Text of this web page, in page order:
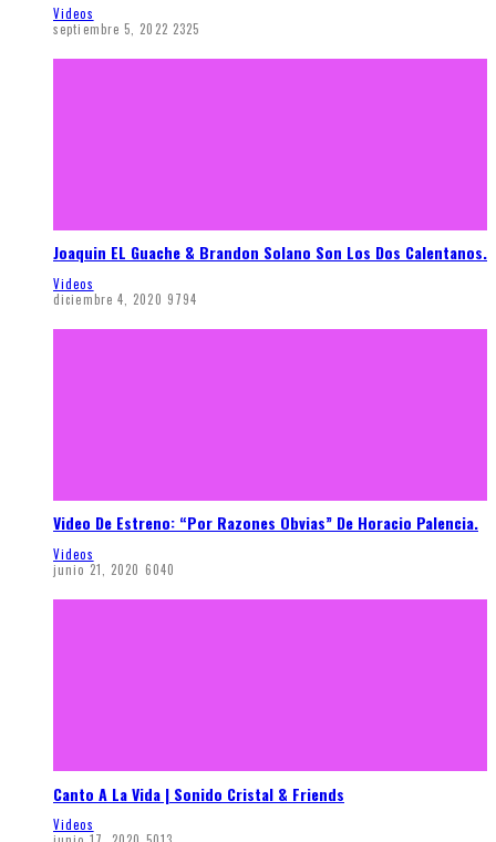
Videos
septiembre 5, 2022 2325
Joaquin EL Guache & Brandon Solano Son Los Dos Calentanos.
Videos
diciembre 4, 2020 9794
Video De Estreno: “Por Razones Obvias” De Horacio Palencia.
Videos
junio 21, 2020 6040
Canto A La Vida | Sonido Cristal & Friends
Videos